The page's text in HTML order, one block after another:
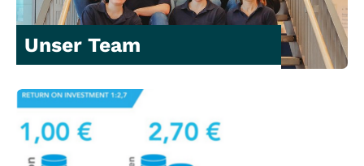
Unser Team